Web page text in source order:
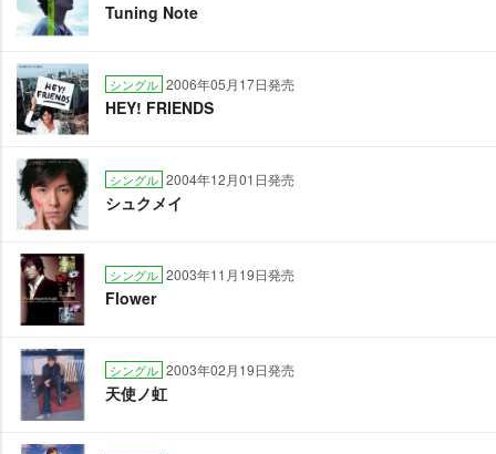
Tuning Note
シングル 2006年05月17日発売
HEY! FRIENDS
シングル 2004年12月01日発売
シュクメイ
シングル 2003年11月19日発売
Flower
シングル 2003年02月19日発売
天使ノ虹